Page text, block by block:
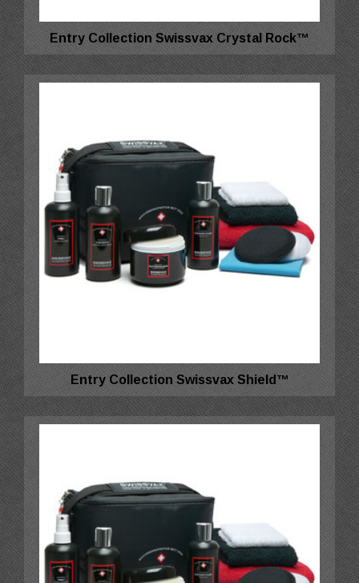
Entry Collection Swissvax Crystal Rock™
Entry Collection Swissvax Shield™